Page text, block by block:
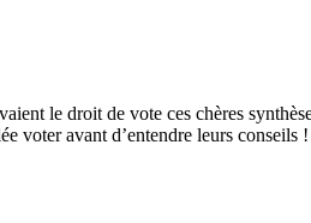
le droit de vote ces chères
voter avant d’entendre leurs conseils !